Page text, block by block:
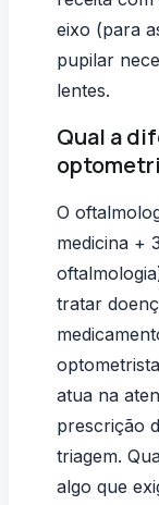
eixo (para
pupilar
lentes.
Qual a
O
medicina +
tratar
atua na
prescrição
triagem.
algo que